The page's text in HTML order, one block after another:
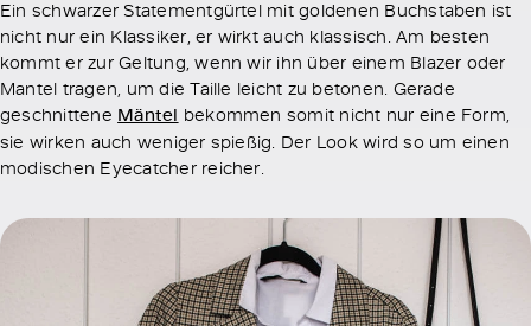
Ein schwarzer Statementgürtel mit goldenen Buchstaben ist
nicht nur ein Klassiker, er wirkt auch klassisch. Am besten
kommt er zur Geltung, wenn wir ihn über einem Blazer oder
Mantel tragen, um die Taille leicht zu betonen. Gerade
geschnittene Mäntel bekommen somit nicht nur eine Form,
sie wirken auch weniger spießig. Der Look wird so um einen
modischen Eyecatcher reicher.